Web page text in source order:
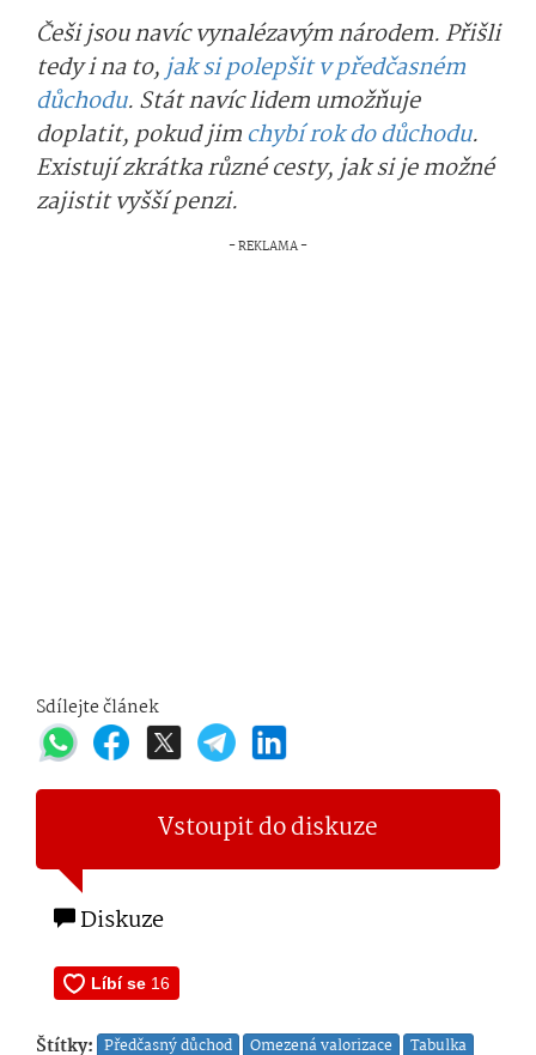
Češi jsou navíc vynalézavým národem. Přišli
tedy i na to,jak si polepšit v předčasném
důchodu. Stát navíc lidem umožňuje
doplatit, pokud jim chybí rok do důchodu.
Existují zkrátka různé cesty, jak si je možné
zajistit vyšší penzi.
Sdílejte článek
Vstoupit do diskuze
Diskuze
Štítky: Předčasný důchod Omezená valorizace Tabulka